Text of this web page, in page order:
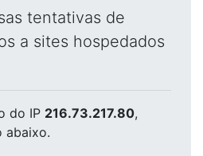
tentativas de
a sites hospedados
do IP 216.73.217.80,
abaixo.